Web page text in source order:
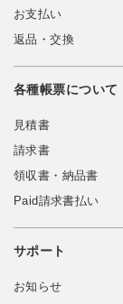
お支払い
返品・交換
各種帳票について
見積書
請求書
領収書・納品書
Paid請求書払い
サポート
お知らせ